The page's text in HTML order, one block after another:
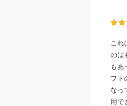
これ
のは
もあ
フト
なっ
用で